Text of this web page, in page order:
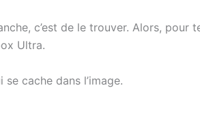
c’est de le trouver. Alors, pour
Ultra.
cache dans l’image.